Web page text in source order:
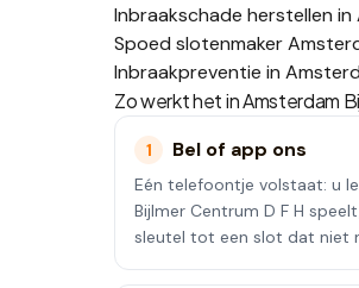
Inbraakschade herstellen in
Spoed slotenmaker
Inbraakpreventie in
Zo werkt het inAmsterdam
1 Bel of app ons
Eén telefoontje volstaat: u
Bijlmer Centrum D F H
sleutel tot een slot dat niet